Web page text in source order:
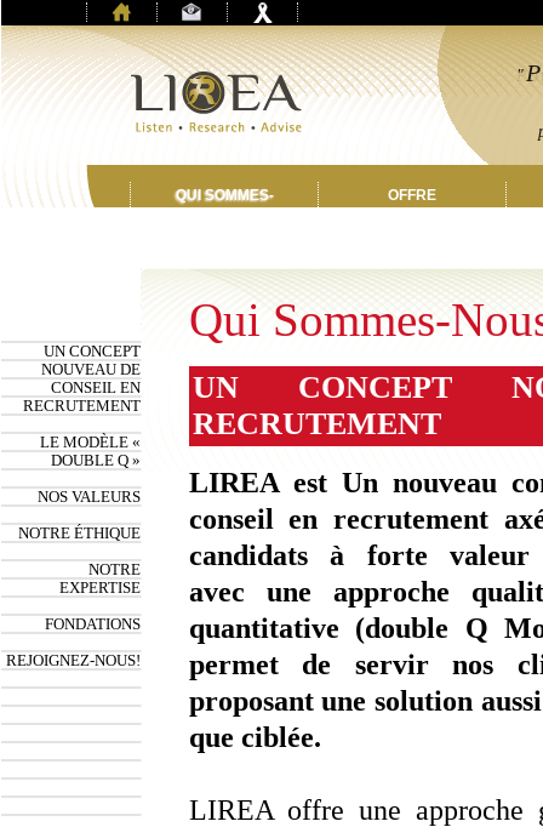
"
QUI SOMMES-
OFFRE
UN CONCEPT
NOUVEAU DE
CONSEIL EN
RECRUTEMENT
LE MODÈLE «
DOUBLE Q »
NOS VALEURS
NOTRE ÉTHIQUE
NOTRE
EXPERTISE
FONDATIONS
REJOIGNEZ-NOUS!
Qui Sommes-
UN CONCEPT
RECRUTEMENT
LIREA est Un nouveau
conseil en recrutement
candidats à forte valeur
avec une approche
quantitative (double Q
permet de servir nos
proposant une solution
que ciblée.
LIREA offre une approche